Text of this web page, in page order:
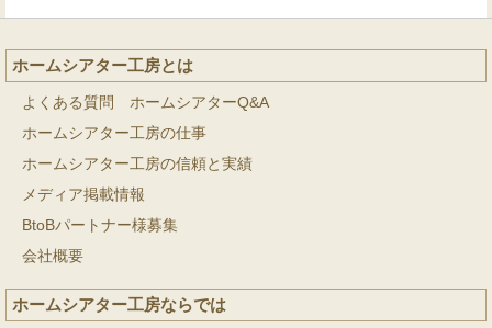
ホームシアター工房とは
よくある質問 ホームシアターQ&A
ホームシアター工房の仕事
ホームシアター工房の信頼と実績
メディア掲載情報
BtoBパートナー様募集
会社概要
ホームシアター工房ならでは